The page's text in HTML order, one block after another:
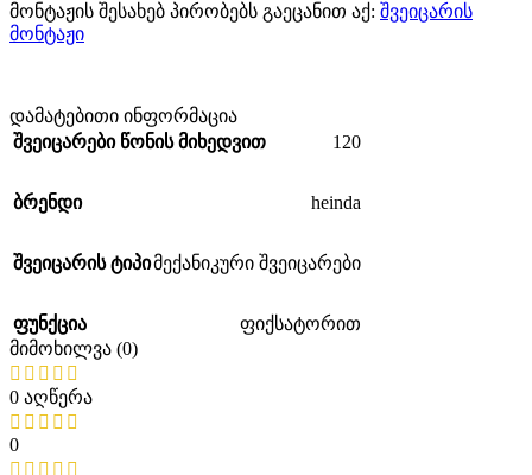
მონტაჟის შესახებ პირობებს გაეცანით აქ: შვეიცარის
მონტაჟი
დამატებითი ინფორმაცია
შვეიცარები წონის მიხედვით
120
ბრენდი heinda
შვეიცარის ტიპიმექანიკური შვეიცარები
ფუნქცია
ფიქსატორით
მიმოხილვა (0)
0 აღწერა
0